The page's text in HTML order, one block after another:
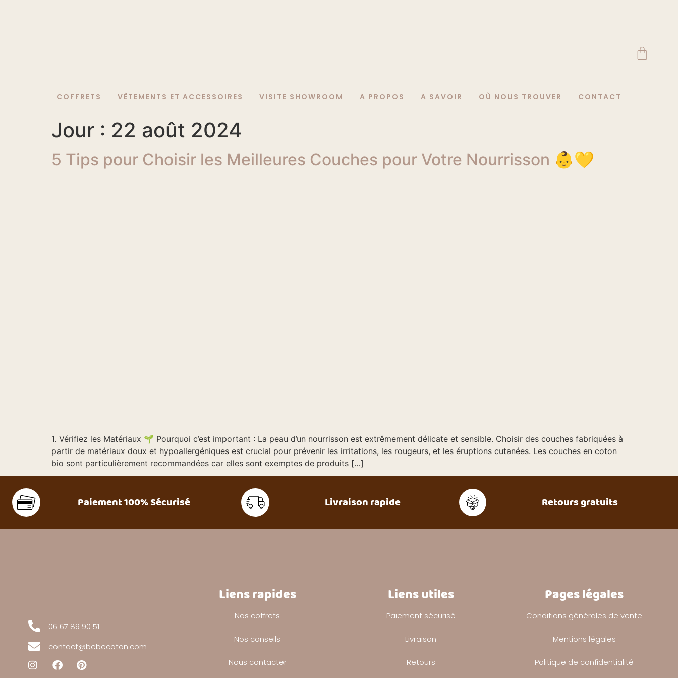
COFFRETS VÊTEMENTS ET ACCESSOIRES VISITE SHOWROOM A PROPOS A SAVOIR OÙ NOUS TROUVER CONTACT
Jour : 22 août 2024
5 Tips pour Choisir les Meilleures Couches pour Votre Nourrisson 👶💛
1. Vérifiez les Matériaux 🌱 Pourquoi c’est important : La peau d’un nourrisson est extrêmement délicate et sensible. Choisir des couches fabriquées à
partir de matériaux doux et hypoallergéniques est crucial pour prévenir les irritations, les rougeurs, et les éruptions cutanées. Les couches en coton
bio sont particulièrement recommandées car elles sont exemptes de produits […]
Paiement 100% Sécurisé Livraison rapide Retours gratuits
06 67 89 90 51
contact@bebecoton.com
Liens rapides
Nos coffrets
Nos conseils
Nous contacter
Liens utiles
Paiement sécurisé
Livraison
Retours
Pages légales
Conditions générales de vente
Mentions légales
Politique de confidentialité